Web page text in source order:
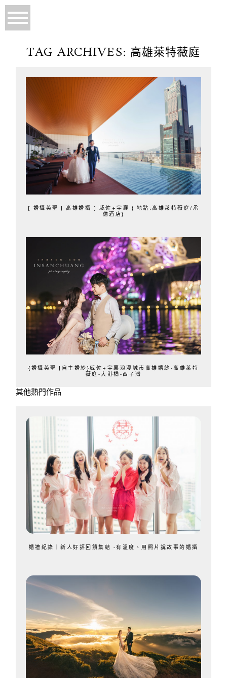
TAG ARCHIVES: 高雄萊特薇庭
[ 婚攝英聖 | 高雄婚攝 ] 威佐+宇襄 { 地點:高雄萊特薇庭/承
億酒店}
{婚攝英聖 |自主婚紗}威佐+宇襄浪漫城市高雄婚紗-高雄萊特
薇庭-大港橋-西子灣
其他熱門作品
婚禮紀錄｜新人好評回饋集結 -有溫度、用照片說故事的婚攝